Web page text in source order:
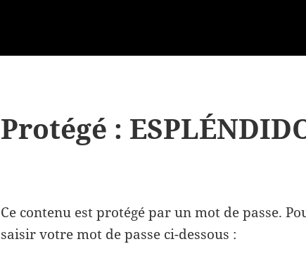
Protégé :
Ce contenu est protégé par un mot de passe.
saisir votre mot de passe ci-dessous :